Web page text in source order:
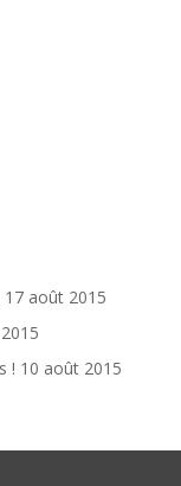
17 août 2015
! 10 août 2015